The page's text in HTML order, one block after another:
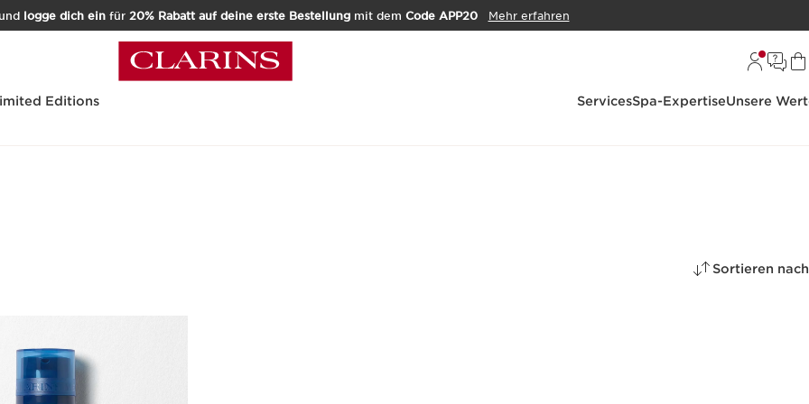
logge dich einfür 20% Rabatt auf deine erste Bestellungmit dem Code APP20 Mehr erfahren
Editions ServicesSpa-ExpertiseUnsere
Sortieren nach